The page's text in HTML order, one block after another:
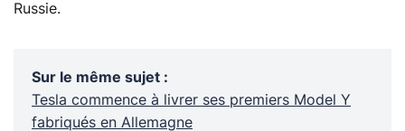
Russie.
Sur le même sujet :
Tesla commence à livrer ses premiers Model Y
fabriqués en Allemagne